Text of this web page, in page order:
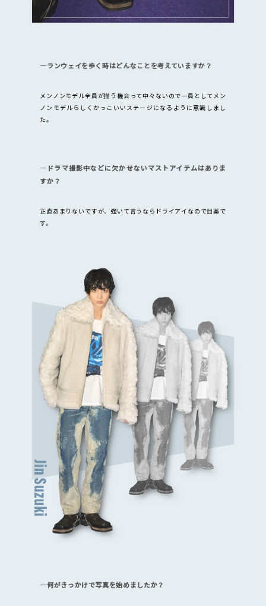
―ランウェイを歩く時はどんなことを考えていますか？
メンノンモデル全員が揃う機会って中々ないので一員としてメン
ノンモデルらしくかっこいいステージになるように意識しまし
た。
―ドラマ撮影中などに欠かせないマストアイテムはありま
すか？
正直あまりないですが、強いて言うならドライアイなので目薬で
す。
―何がきっかけで写真を始めましたか？